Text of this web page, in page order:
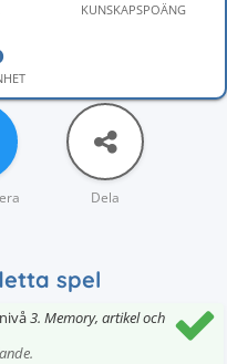
KUNSKAPSPOÄNG
Dela
spel
3. Memory, artikel och